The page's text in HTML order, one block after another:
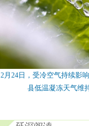
2月24日，受冷空气持续影
县低温凝冻天气维